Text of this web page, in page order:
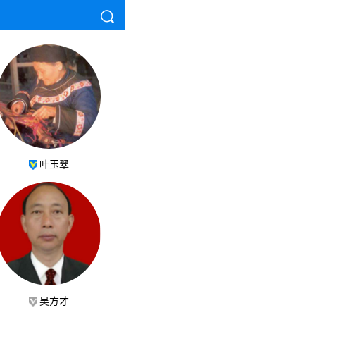
叶玉翠
吴方才